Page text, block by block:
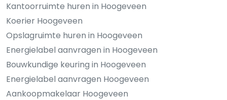
Kantoorruimte huren in Hoogeveen
Koerier Hoogeveen
Opslagruimte huren in Hoogeveen
Energielabel aanvragen in Hoogeveen
Bouwkundige keuring in Hoogeveen
Energielabel aanvragen Hoogeveen
Aankoopmakelaar Hoogeveen